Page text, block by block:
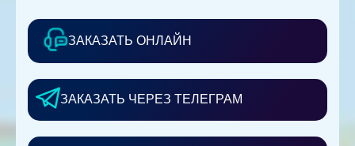
ЗАКАЗАТЬ ОНЛАЙН
ЗАКАЗАТЬ ЧЕРЕЗ ТЕЛЕГРАМ